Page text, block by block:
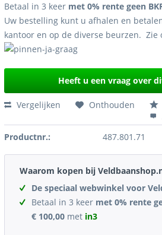
Betaal in 3 keer met 0% rente geen
Uw bestelling kunt u afhalen en
kantoor en op de diverse beurzen. Zie
Heeft u een vraag over
Vergelijken Onthouden
Productnr.:
487.801.71
Waarom kopen bij
De speciaal webwinkel voor
Betaal in 3 keer met 0% rente
€ 100,00 met in3